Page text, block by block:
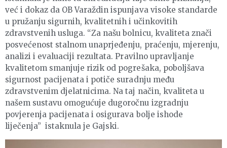
već i dokaz da OB Varaždin ispunjava visoke standarde
u pružanju sigurnih, kvalitetnih i učinkovitih
zdravstvenih usluga. “Za našu bolnicu, kvaliteta znači
posvećenost stalnom unaprjeđenju, praćenju, mjerenju,
analizi i evaluaciji rezultata. Pravilno upravljanje
kvalitetom smanjuje rizik od pogrešaka, poboljšava
sigurnost pacijenata i potiče suradnju među
zdravstvenim djelatnicima. Na taj način, kvaliteta u
našem sustavu omogućuje dugoročnu izgradnju
povjerenja pacijenata i osigurava bolje ishode
liječenja” istaknula je Gajski.